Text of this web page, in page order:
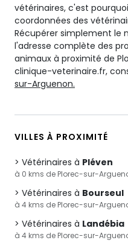
vétérinaires, c'est
coordonnées des
Récupérer simplement le
l'adresse complète des
animaux à proximité de
clinique-veterinaire.fr,
sur-Arguenon.
VILLES À PROXIMITÉ
Vétérinaires à Pléven
à 0 kms de Plorec-sur-
Vétérinaires à Bourseul
à 4 kms de Plorec-sur-
Vétérinaires à Landébia
à 4 kms de Plorec-sur-